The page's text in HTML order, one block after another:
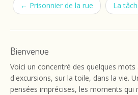
← Prisonnier de la rue La
Bienvenue
Voici un concentré des quelques
d'excursions, sur la toile, dans la vie.
pensées imprécises, les moments qui